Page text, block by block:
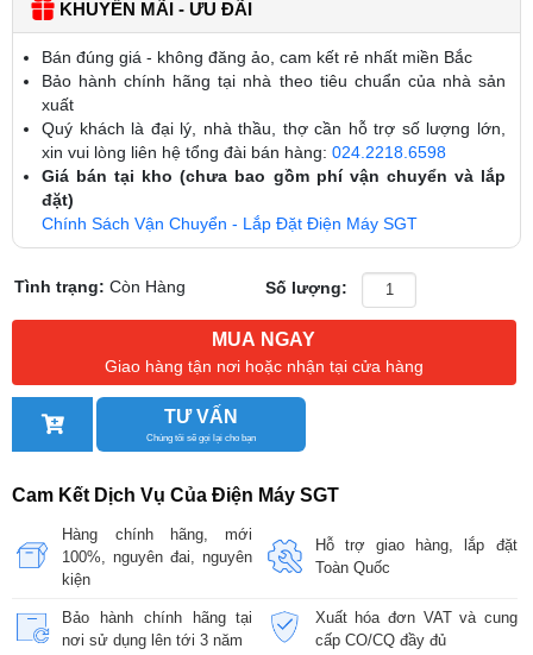
KHUYẾN MÃI - ƯU ĐÃI
Bán đúng giá - không đăng ảo, cam kết rẻ nhất miền Bắc
Bảo hành chính hãng tại nhà theo tiêu chuẩn của nhà sản
xuất
Quý khách là đại lý, nhà thầu, thợ cần hỗ trợ số lượng lớn,
xin vui lòng liên hệ tổng đài bán hàng: 024.2218.6598
Giá bán tại kho (chưa bao gồm phí vận chuyển và lắp
đặt)
Chính Sách Vận Chuyển - Lắp Đặt Điện Máy SGT
Tình trạng:Còn Hàng Số lượng:
MUA NGAY
Giao hàng tận nơi hoặc nhận tại cửa hàng
TƯ VẤN
Chúng tôi sẽ gọi lại cho bạn
Cam Kết Dịch Vụ Của Điện Máy SGT
Hàng chính hãng, mới
100%, nguyên đai, nguyên
kiện
Hỗ trợ giao hàng, lắp đặt
Toàn Quốc
Bảo hành chính hãng tại
nơi sử dụng lên tới 3 năm
Xuất hóa đơn VAT và cung
cấp CO/CQ đầy đủ